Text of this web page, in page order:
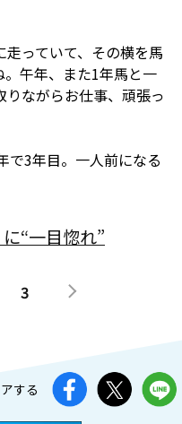
走っていて、その横を馬
午年、また1年馬と一
ながらお仕事、頑張っ
で3年目。一人前になる
“一目惚れ”
3
する